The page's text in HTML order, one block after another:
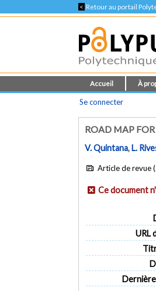
< Retour au portail
Accueil À
Se connecter
ROAD MAP
V. Quintana,L.
Article de revue
Ce document
URL